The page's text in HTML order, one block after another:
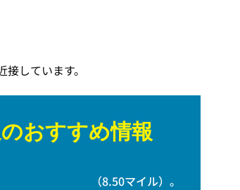
しています。
おすすめ情報
（8.50マイル）。